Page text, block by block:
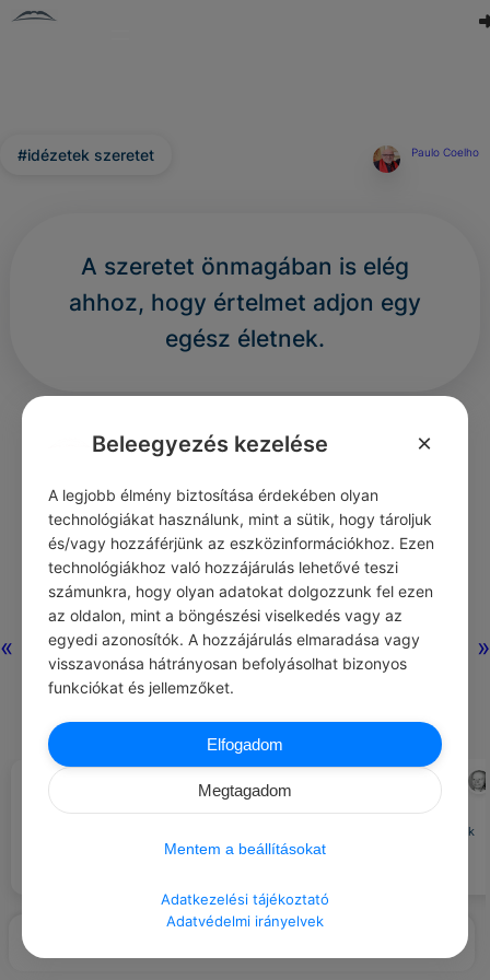
« »
#idézetek szeretet Paulo Coelho
A szeretet önmagában is elég
ahhoz, hogy értelmet adjon egy
egész életnek.
#JÓ TANÁCS
Teremts időt a pihenésre ne élj
LUCIAN BLAGA
Legmélyebb okuk azoknak a
lelkiállapotoknak van, amelyeknek
látszólag semmi okuk sincs.
Beleegyezés kezelése ×
A legjobb élmény biztosítása érdekében olyan
technológiákat használunk, mint a sütik, hogy tároljuk
és/vagy hozzáférjünk az eszközinformációkhoz. Ezen
technológiákhoz való hozzájárulás lehetővé teszi
számunkra, hogy olyan adatokat dolgozzunk fel ezen
az oldalon, mint a böngészési viselkedés vagy az
egyedi azonosítók. A hozzájárulás elmaradása vagy
visszavonása hátrányosan befolyásolhat bizonyos
funkciókat és jellemzőket.
Elfogadom
Megtagadom
Mentem a beállításokat
Adatkezelési tájékoztató
Adatvédelmi irányelvek